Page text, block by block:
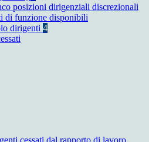
posizioni dirigenziali discrezionali
di funzione disponibili
dirigenti 4